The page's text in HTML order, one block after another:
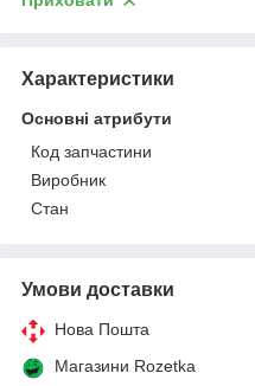
Характеристики
Основні атрибути
Код запчастини
Виробник
Стан
Умови доставки
Нова Пошта
Магазини Rozetka